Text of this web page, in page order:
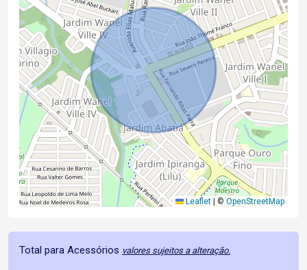
Leaflet ©OpenStreetMap
Total para Acessórios valores sujeitos a alteração.